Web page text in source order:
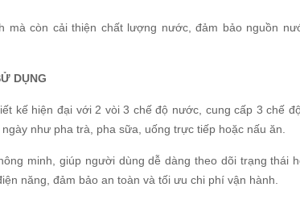
mà còn cải thiện chất lượng nước, đảm bảo nguồn
DỤNG
kế hiện đại với 2 vòi 3 chế độ nước, cung cấp 3 chế
như pha trà, pha sữa, uống trực tiếp hoặc nấu ăn.
minh, giúp người dùng dễ dàng theo dõi trạng thái
năng, đảm bảo an toàn và tối ưu chi phí vận hành.